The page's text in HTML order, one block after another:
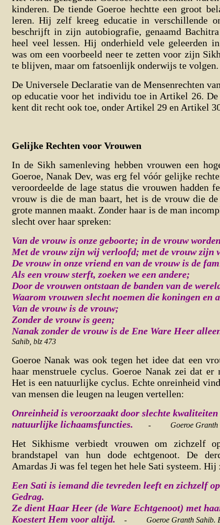
kinderen. De tiende Goeroe hechtte een groot
leren. Hij zelf kreeg educatie in verschillende
beschrijft in zijn autobiografie, genaamd
heel veel lessen. Hij onderhield vele geleerden
was om een voorbeeld neer te zetten voor zijn
te blijven, maar om fatsoenlijk onderwijs te volgen.
De Universele Declaratie van de Mensenrechten
op educatie voor het individu toe in Artikel 26.
kent dit recht ook toe, onder Artikel 29 en Artikel
Gelijke Rechten voor Vrouwen
In de Sikh samenleving hebben vrouwen een
Goeroe, Nanak Dev, was erg fel vóór gelijke
veroordeelde de lage status die vrouwen hadden
vrouw is die de man baart, het is de vrouw die de
grote mannen maakt. Zonder haar is de man
slecht over haar spreken:
Van de vrouw is onze geboorte; in de vrouw
Met de vrouw zijn wij verloofd; met de vrouw zijn
De vrouw in onze vriend en van de vrouw is de
Als een vrouw sterft, zoeken we een andere;
Door de vrouwen ontstaan de banden van de
Waarom vrouwen slecht noemen die koningen en
Van de vrouw is de vrouw;
Zonder de vrouw is geen;
Nanak zonder de vrouw is de Ene Ware Heer
Sahib, blz 473
Goeroe Nanak was ook tegen het idee dat een
haar menstruele cyclus. Goeroe Nanak zei dat er
Het is een natuurlijke cyclus. Echte onreinheid
van mensen die leugen na leugen vertellen:
Onreinheid is veroorzaakt door slechte
natuurlijke lichaamsfuncties.
- Goeroe
Het Sikhisme verbiedt vrouwen om zichzelf
brandstapel van hun dode echtgenoot. De
Amardas Ji was fel tegen het hele Sati systeem. Hij
Een Sati is iemand die tevreden leeft en zichzelf
Gedrag.
Ze dient Haar Heer (de Ware Echtgenoot) met
Koestert Hem voor altijd.
- Goeroe Granth Sahib.